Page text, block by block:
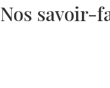
Nos savoir-